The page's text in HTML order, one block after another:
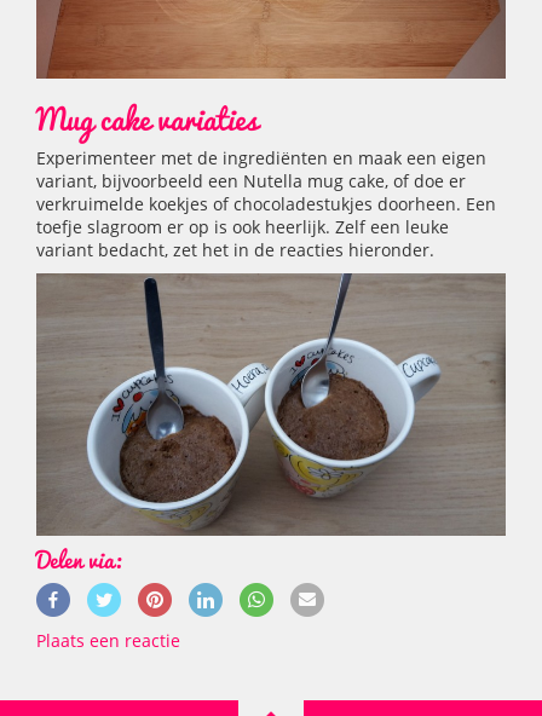
Mug cake variaties
Experimenteer met de ingrediënten en maak een eigen
variant, bijvoorbeeld een Nutella mug cake, of doe er
verkruimelde koekjes of chocoladestukjes doorheen. Een
toefje slagroom er op is ook heerlijk. Zelf een leuke
variant bedacht, zet het in de reacties hieronder.
Delen via:
Plaats een reactie